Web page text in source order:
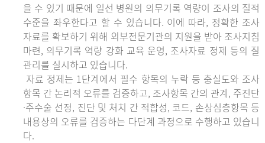
을 수 있기 때문에 일선 병원의 의무기록 역량이 조사의 질적
수준을 좌우한다고 할 수 있습니다. 이에 따라, 정확한 조사
자료를 확보하기 위해 외부전문기관의 지원을 받아 조사지침
마련, 의무기록 역량 강화 교육 운영, 조사자료 정제 등의 질
관리를 실시하고 있습니다.
자료 정제는 1단계에서 필수 항목의 누락 등 충실도와 조사
항목 간 논리적 오류를 검증하고, 조사항목 간의 관계, 주진단
·주수술 선정, 진단 및 처치 간 적합성, 코드, 손상심층항목 등
내용상의 오류를 검증하는 다단계 과정으로 수행하고 있습니
다.